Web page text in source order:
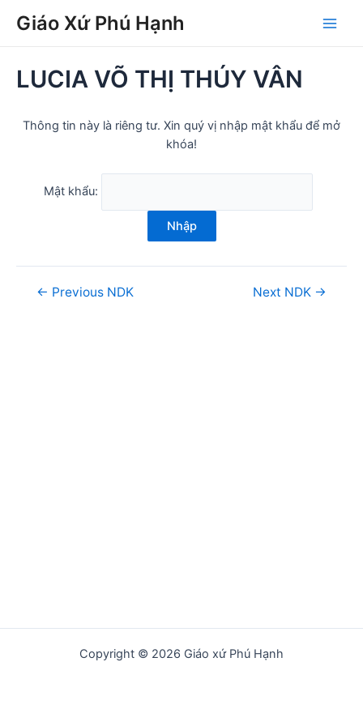
Giáo Xứ Phú Hạnh
Main
LUCIA VÕ THỊ THÚY VÂN
Thông tin này là riêng tư. Xin quý vị nhập mật khẩu để mở
khóa!
Mật khẩu:
Nhập
navigation
← Previous NDK Next NDK →
Copyright © 2026 Giáo xứ Phú Hạnh